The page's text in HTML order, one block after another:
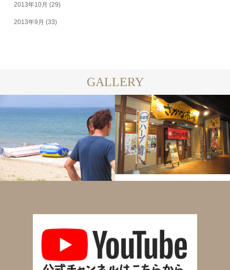
2013年10月 (29)
2013年9月 (33)
GALLERY